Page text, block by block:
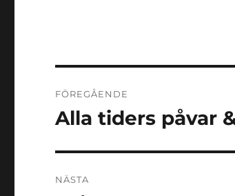
FÖREGÅENDE
Föregående
Alla tiders påvar
NÄSTA